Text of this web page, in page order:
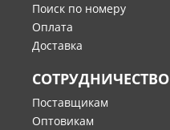
Поиск по номеру
Оплата
Доставка
СОТРУДНИЧЕСТВО
Поставщикам
Оптовикам